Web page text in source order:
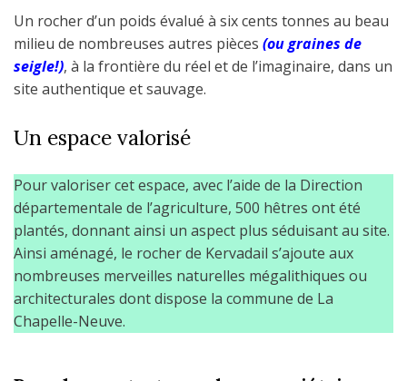
Un rocher d’un poids évalué à six cents tonnes au beau
milieu de nombreuses autres pièces (ou graines de
seigle!), à la frontière du réel et de l’imaginaire, dans un
site authentique et sauvage.
Un espace valorisé
Pour valoriser cet espace, avec l’aide de la Direction
départementale de l’agriculture, 500 hêtres ont été
plantés, donnant ainsi un aspect plus séduisant au site.
Ainsi aménagé, le rocher de Kervadail s’ajoute aux
nombreuses merveilles naturelles mégalithiques ou
architecturales dont dispose la commune de La
Chapelle-Neuve.